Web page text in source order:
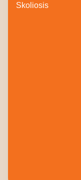
Skoliosis